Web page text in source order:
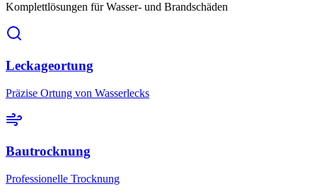
Komplettlösungen für Wasser- und Brandschäden
Leckageortung
Präzise Ortung von Wasserlecks
Bautrocknung
Professionelle Trocknung